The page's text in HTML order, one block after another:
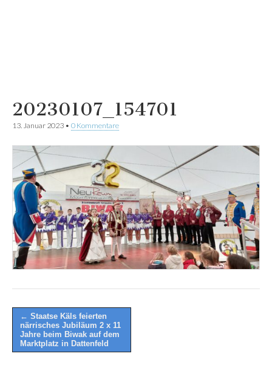
20230107_154701
13. Januar 2023 • 0 Kommentare
Post
navigation
← Staatse Käls feierten
närrisches Jubiläum 2 x 11
Jahre beim Biwak auf dem
Marktplatz in Dattenfeld